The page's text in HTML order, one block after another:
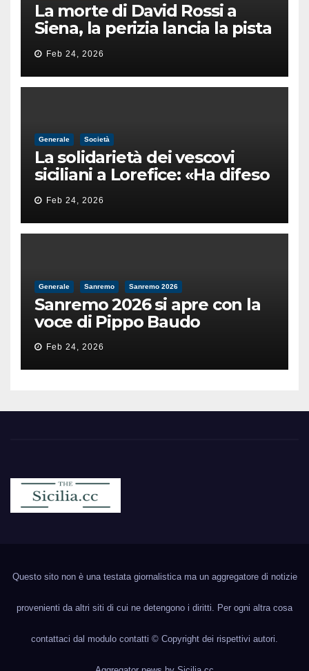
La morte di David Rossi a
Siena, la perizia lancia la pista
di un’intimidazione finita
male
Feb 24, 2026
Generale Società
La solidarietà dei vescovi
siciliani a Lorefice: «Ha difeso
il valore e la dignità
dell’umanità»
Feb 24, 2026
Generale Sanremo Sanremo 2026
Sanremo 2026 si apre con la
voce di Pippo Baudo
Feb 24, 2026
Questo sito non è una testata giornalistica ma un aggregatore di notizie
provenienti da altri siti di cui ne detengono i diritti. Per ogni altra cosa
contattaci dal modulo contatti © Copyright dei rispettivi autori.